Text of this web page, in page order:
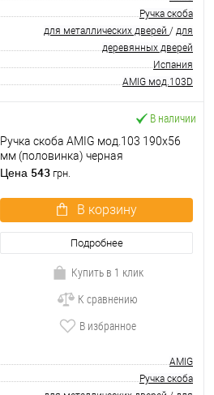
Ручка скоба
для металлических дверей / для
деревянных дверей
Испания
AMIG мод.103D
В наличии
Ручка скоба AMIG мод.103 190x56
мм (половинка) черная
Цена 543 грн.
В корзину
Подробнее
Купить в 1 клик
К сравнению
В избранное
AMIG
Ручка скоба